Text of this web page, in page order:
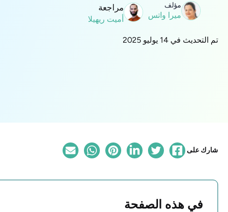
مؤلف
ميرا واتس
مراجعة
أميت ريهيلا
تم التحديث في 14 يوليو 2025
شارك على
في هذه الصفحة